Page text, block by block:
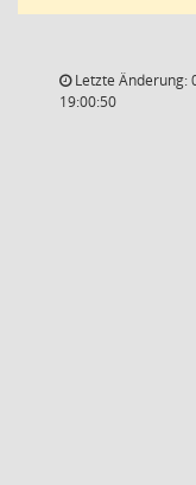
Letzte Änderung:
19:00:50